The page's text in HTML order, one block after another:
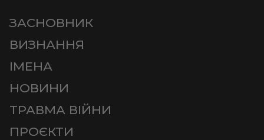
ЗАСНОВНИК
ВИЗНАННЯ
ІМЕНА
НОВИНИ
ТРАВМА ВІЙНИ
ПРОЄКТИ